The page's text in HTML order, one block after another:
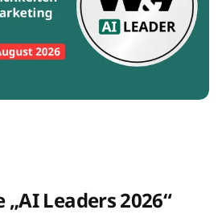
Leaders 2026“